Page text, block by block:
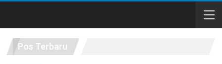
Pos Terbaru